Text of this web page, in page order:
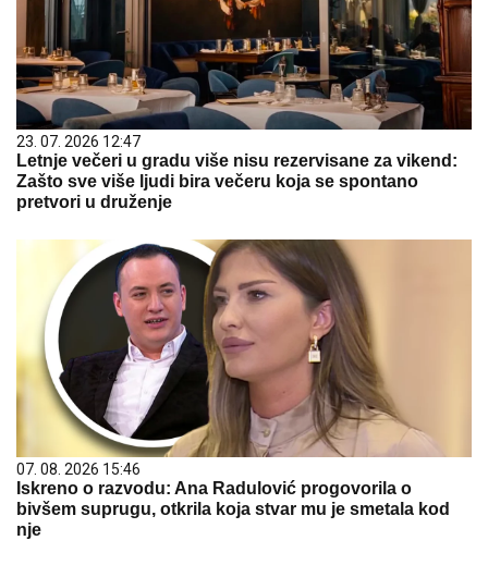
23. 07. 2026 12:47
Letnje večeri u gradu više nisu rezervisane za vikend:
Zašto sve više ljudi bira večeru koja se spontano
pretvori u druženje
07. 08. 2026 15:46
Iskreno o razvodu: Ana Radulović progovorila o
bivšem suprugu, otkrila koja stvar mu je smetala kod
nje